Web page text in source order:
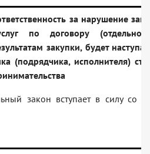
за нарушение
по договору
закупки, будет
(подрядчика, исполнителя)
закон вступает в силу со